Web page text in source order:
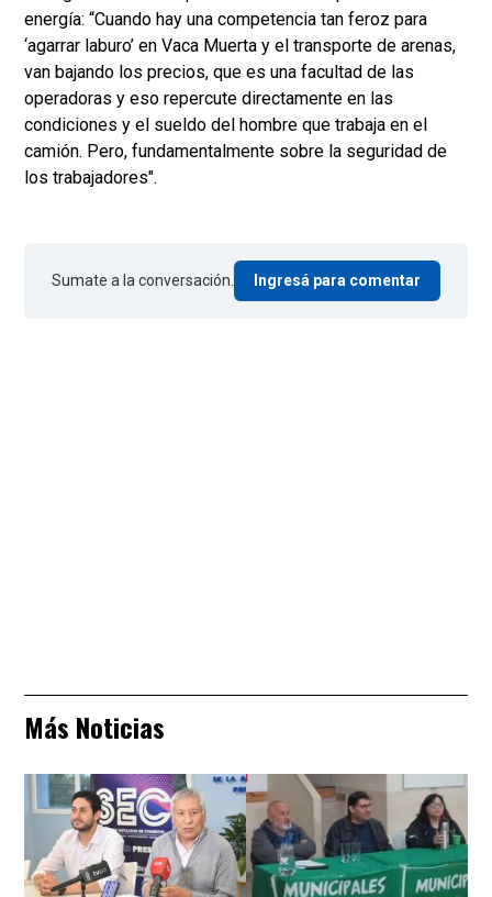
energía: “Cuando hay una competencia tan feroz para
‘agarrar laburo’ en Vaca Muerta y el transporte de arenas,
van bajando los precios, que es una facultad de las
operadoras y eso repercute directamente en las
condiciones y el sueldo del hombre que trabaja en el
camión. Pero, fundamentalmente sobre la seguridad de
los trabajadores".
Sumate a la conversación. Ingresá para comentar
Más Noticias